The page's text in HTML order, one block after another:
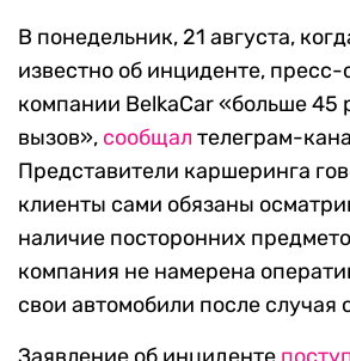
В понедельник, 21 августа,
известно об инциденте, пресс-
компании BelkaCar «больше 45
вызов», сообщал телеграм-
Представители каршеринга
клиенты сами обязаны
наличие посторонних
компания не намерена
свои автомобили после случая